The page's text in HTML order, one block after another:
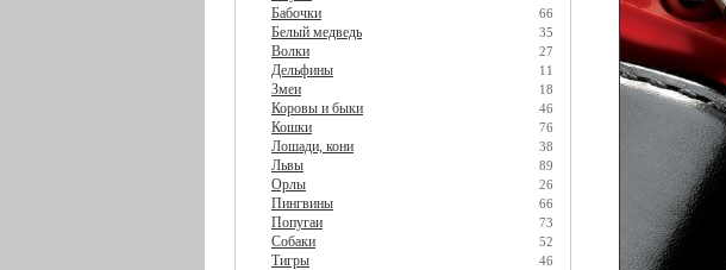
Бабочки 66
Белый медведь 35
Волки 27
Дельфины 11
Змеи 18
Коровы и быки 46
Кошки 76
Лошади, кони 38
Львы 89
Орлы 26
Пингвины 66
Попугаи 73
Собаки 52
Тигры 46